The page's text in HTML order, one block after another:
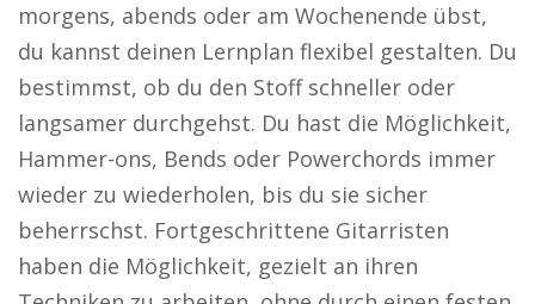
morgens, abends oder am Wochenende übst,
du kannst deinen Lernplan flexibel gestalten. Du
bestimmst, ob du den Stoff schneller oder
langsamer durchgehst. Du hast die Möglichkeit,
Hammer-ons, Bends oder Powerchords immer
wieder zu wiederholen, bis du sie sicher
beherrschst. Fortgeschrittene Gitarristen
haben die Möglichkeit, gezielt an ihren